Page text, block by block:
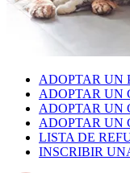
ADOPTAR UN
ADOPTAR UN
ADOPTAR UN
ADOPTAR UN
LISTA DE
INSCRIBIR